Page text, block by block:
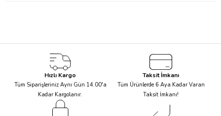
Overall Bib önlükler, yağ ve gıda boyalarına karşı
son derece dayanıklıdır. Bulaşık makinesinde yüksek
sıcakalıklarda yıkanabilir.
Danimarka'dan ithal edilmiştir.
Hızlı Kargo
Tüm Siparişleriniz Aynı Gün 14.00'a
Kadar Kargolanır.
Taksit İmkanı
Tüm Ürünlerde 6 Aya Kadar Varan
Taksit İmkanı!